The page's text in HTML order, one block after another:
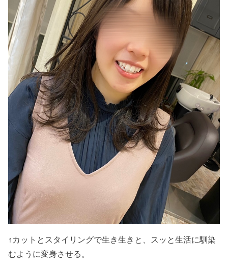
↑カットとスタイリングで生き生きと、スッと生活に馴染
むように変身させる。